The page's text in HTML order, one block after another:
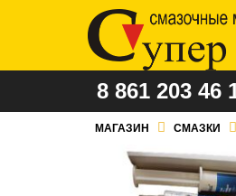
8 861 203 46
МАГАЗИН СМАЗКИ